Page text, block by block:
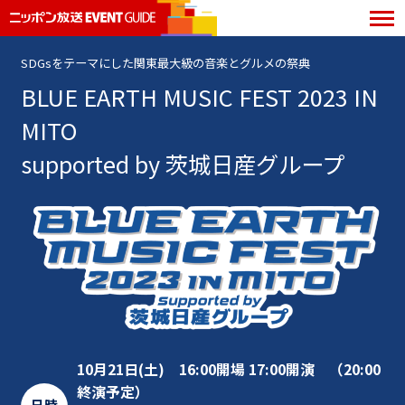
SDGsをテーマにした関東最大級の音楽とグルメの祭典
BLUE EARTH MUSIC FEST 2023 IN
MITO
supported by 茨城日産グループ
10月21日(土) 16:00開場 17:00開演 （20:00
終演予定）